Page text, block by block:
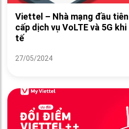
Viettel – Nhà mạng đầu
cấp dịch vụ VoLTE và 5G
tế
27/05/2024